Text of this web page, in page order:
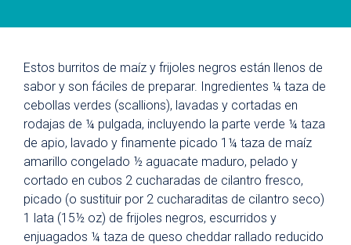
Estos burritos de maíz y frijoles negros están llenos de
sabor y son fáciles de preparar. Ingredientes ¼ taza de
cebollas verdes (scallions), lavadas y cortadas en
rodajas de ¼ pulgada, incluyendo la parte verde ¼ taza
de apio, lavado y finamente picado 1¼ taza de maíz
amarillo congelado ½ aguacate maduro, pelado y
cortado en cubos 2 cucharadas de cilantro fresco,
picado (o sustituir por 2 cucharaditas de cilantro seco)
1 lata (15½ oz) de frijoles negros, escurridos y
enjuagados ¼ taza de queso cheddar rallado reducido